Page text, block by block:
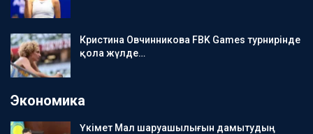
Кристина Овчинникова FBK Games турнирінде
қола жүлде…
Экономика
Үкімет Мал шаруашылығын дамытудың